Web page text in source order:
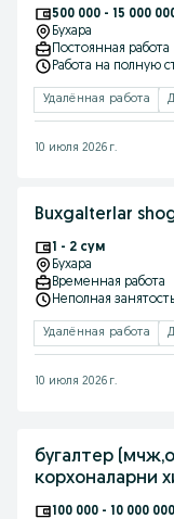
500 000 - 15 000
Бухара
Постоянная работа
Работа на полную
Удалённая работа
10 июля 2026 г.
Buxgalterlar
1 - 2 сум
Бухара
Временная работа
Неполная занятость
Удалённая работа
10 июля 2026 г.
бугалтер
корхоналарни
100 000 - 10 000